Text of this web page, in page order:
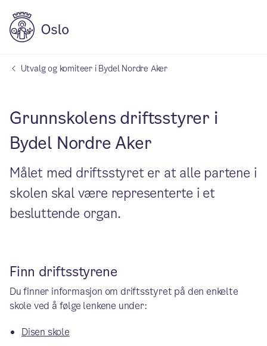
Utvalg og komiteer i Bydel Nordre Aker
Grunnskolens driftsstyrer i
Bydel Nordre Aker
Målet med driftsstyret er at alle partene i
skolen skal være representerte i et
besluttende organ.
Finn driftsstyrene
Du finner informasjon om driftsstyret på den enkelte
skole ved å følge lenkene under:
Disen skole